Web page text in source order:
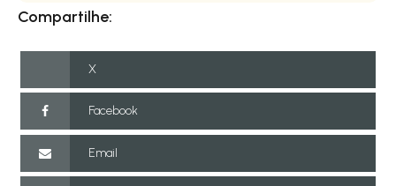
Compartilhe:
X
Facebook
Email